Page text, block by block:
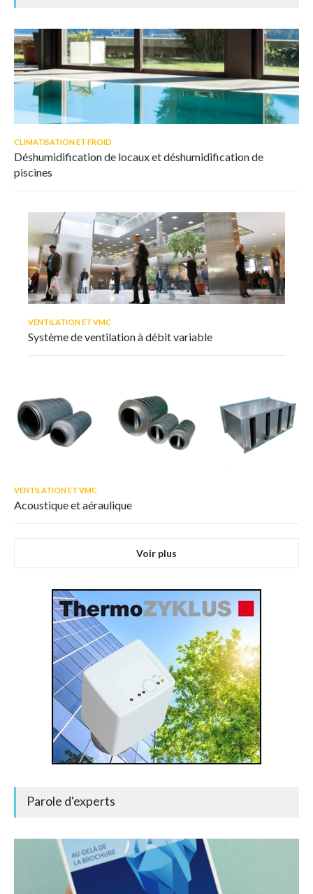
CLIMATISATION ET FROID
Déshumidification de locaux et déshumidification de
piscines
VENTILATION ET VMC
Système de ventilation à débit variable
VENTILATION ET VMC
Acoustique et aéraulique
Voir plus
Parole d'experts